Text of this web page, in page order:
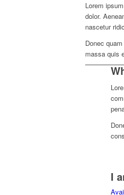
Lorem
dolor.
nascetur
Donec
massa quis
I